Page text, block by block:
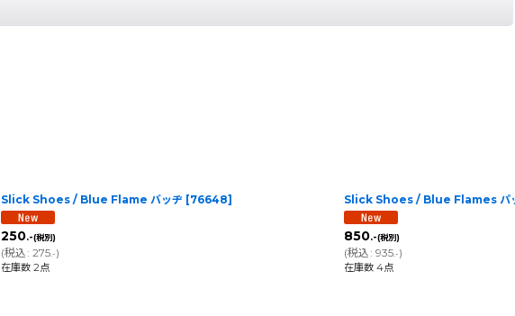
Slick Shoes / Blue Flame バッヂ [76648]
250.-(税別)
(税込: 275.-)
在庫数 2点
Slick Shoes / Blue Flames パ
850.-(税別)
(税込: 935.-)
在庫数 4点